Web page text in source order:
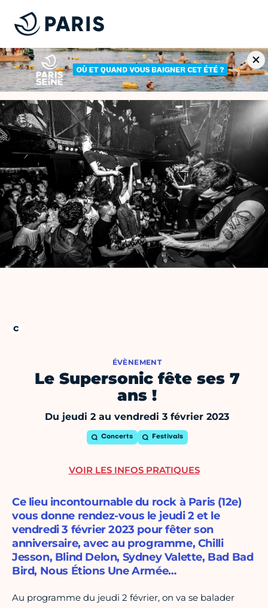
ÉVÈNEMENT
Le Supersonic fête ses 7
ans !
Du jeudi 2 au vendredi 3 février 2023
Concerts Festivals
Ce lieu incontournable du rock à Paris (12e)
vous donne rendez-vous le jeudi 2 et le
vendredi 3 février 2023 pour fêter son
anniversaire, avec au programme, Chilli
Jesson, Blind Delon, Sydney Valette, Bad Bad
Bird, Nous Étions Une Armée…
Au programme du jeudi 2 février, on va se balader
VOIR LES INFOS PRATIQUES